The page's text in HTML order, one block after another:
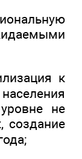
к
не
создание